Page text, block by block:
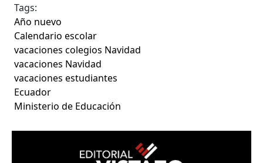
Tags:
Año nuevo
Calendario escolar
vacaciones colegios Navidad
vacaciones Navidad
vacaciones estudiantes
Ecuador
Ministerio de Educación